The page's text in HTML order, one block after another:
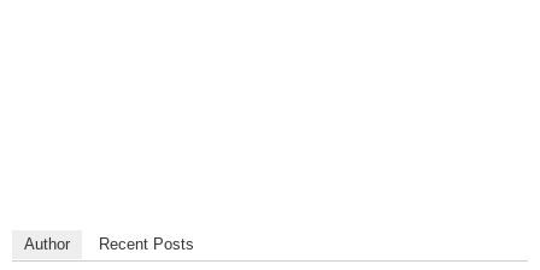
Author Recent Posts